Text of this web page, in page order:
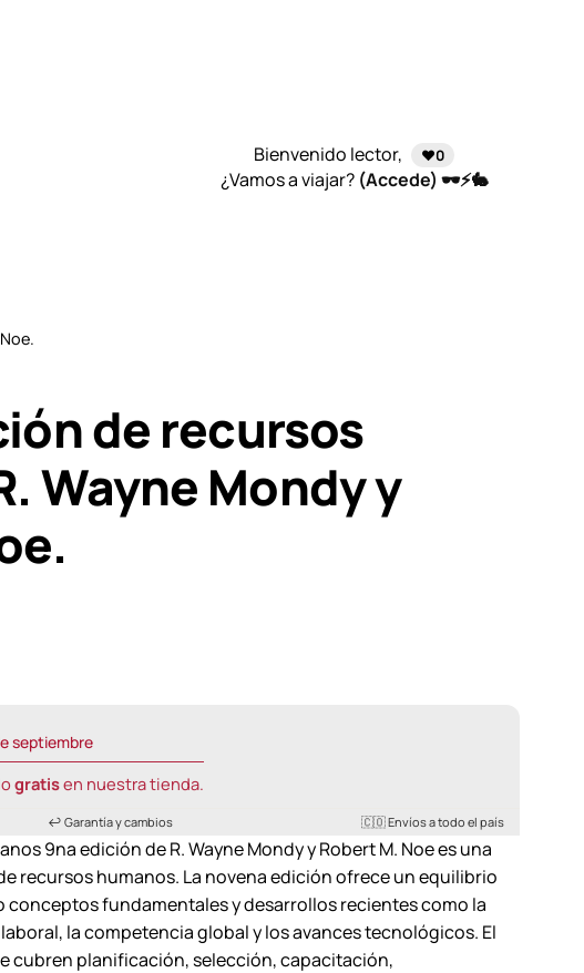
Bienvenido lector, ❤️0
¿Vamos a viajar? (Accede) 🕶️⚡🐇
de recursos
Wayne Mondy y
septiembre
gratisen nuestra tienda.
↩️ Garantía y cambios 🇨🇴 Envíos a todo el país
9na edición de R. Wayne Mondy y Robert M. Noe es una
recursos humanos. La novena edición ofrece un equilibrio
fundamentales y desarrollos recientes como la
la competencia global y los avances tecnológicos. El
cubren planificación, selección, capacitación,